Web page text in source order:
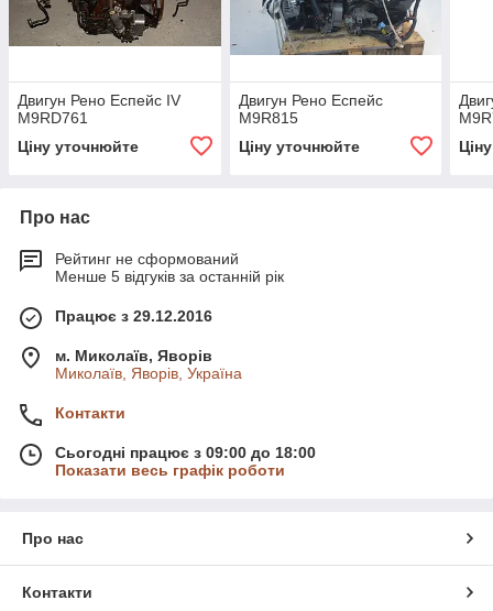
Двигун Рено Еспейс IV
M9RD761
Ціну уточнюйте
Двигун Рено Еспейс
M9R815
Ціну уточнюйте
Про нас
Рейтинг не сформований
Менше 5 відгуків за останній рік
Працює з 29.12.2016
м. Миколаїв, Яворів
Миколаїв, Яворів, Україна
Контакти
Сьогодні працює з 09:00 до 18:00
Показати весь графік роботи
Про нас
Контакти